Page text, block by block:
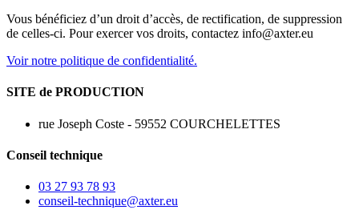
Vous bénéficiez d’un droit d’accès, de rectification, de suppression
de celles-ci. Pour exercer vos droits, contactez info@axter.eu
Voir notre politique de confidentialité.
SITE de PRODUCTION
rue Joseph Coste - 59552 COURCHELETTES
Conseil technique
03 27 93 78 93
conseil-technique@axter.eu